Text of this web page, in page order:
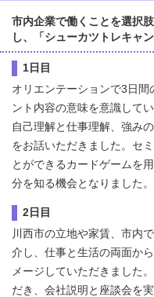
市内企業で働くことを選択
し、「シューカツトレキャ
1日目
オリエンテーションで3日
ント内容の意味を意識して
自己理解と仕事理解、強み
をお話いただきました。セ
とができるカードゲームを
分を知る機会となりました。
2日目
川西市の立地や家賃、市内
介し、仕事と生活の両面か
メージしていただきました
だき、会社説明と座談会を